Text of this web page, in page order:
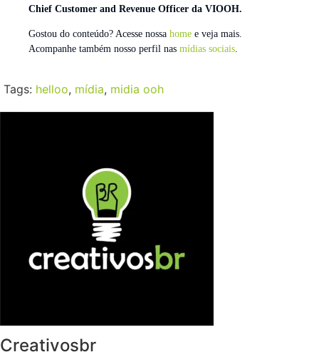
Chief Customer and Revenue Officer da VIOOH.
Gostou do conteúdo? Acesse nossa home e veja mais.
Acompanhe também nosso perfil nas mídias sociais
Tags: helloo, mídia, midia ooh
Creativosbr